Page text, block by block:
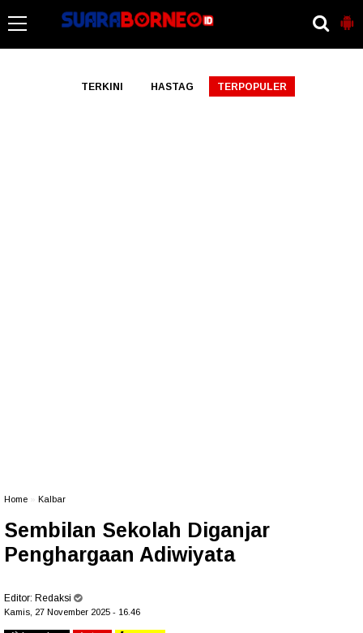
TERKINI HASTAG TERPOPULER
Home Kalbar
Sembilan Sekolah Diganjar
Penghargaan Adiwiyata
Editor: Redaksi
Kamis, 27 November 2025 - 16.46